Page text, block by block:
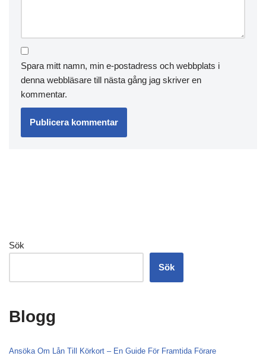
Spara mitt namn, min e-postadress och webbplats i
denna webbläsare till nästa gång jag skriver en
kommentar.
Sök
Sök
Blogg
Ansöka Om Lån Till Körkort – En Guide För Framtida Förare